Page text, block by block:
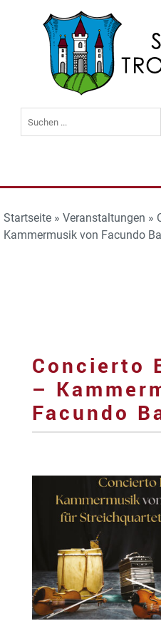
Startseite » Veranstaltungen »
Kammermusik von Facundo
Concierto
–
Facundo